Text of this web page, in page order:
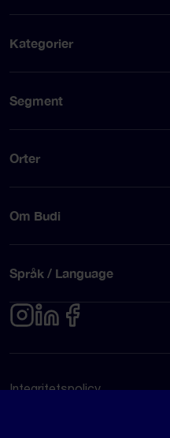
Kategorier
Segment
Orter
Om Budi
Språk / Language
Integritetspolicy